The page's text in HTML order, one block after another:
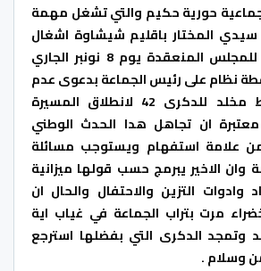
حورية حكيم والتي تشغل مهمة
سيدي المختار باقليم شيشاوة اشغال
الدورة الاسثتنائية للمجلس المنعقدة يوم 8 نونبر الجاري
نظام على رئيس الجماعة بدعوى عدم
تنظيمه لاي نشاط مخلد للدكرى 42 لانطلاق المسيرة
ان تجاهل هدا الحدث الوطني
من علامة استفهام ويستوجب مسائلة
وان الاخير يبرمج حسب قولها ميزانية
وادوات التزين والاحتفال والحال ان
مرت بتراب الجماعة في غياب اية
وتمجد الدكرى التي بفضلها استرجع
وسلام .